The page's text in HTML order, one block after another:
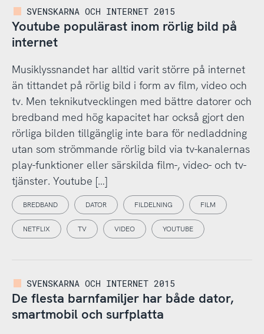
SVENSKARNA OCH INTERNET 2015
Youtube populärast inom rörlig bild på
internet
Musiklyssnandet har alltid varit större på internet
än tittandet på rörlig bild i form av film, video och
tv. Men teknikutvecklingen med bättre datorer och
bredband med hög kapacitet har också gjort den
rörliga bilden tillgänglig inte bara för nedladdning
utan som strömmande rörlig bild via tv-kanalernas
play-funktioner eller särskilda film-, video- och tv-
tjänster. Youtube […]
BREDBAND DATOR FILDELNING FILM
NETFLIX TV VIDEO YOUTUBE
SVENSKARNA OCH INTERNET 2015
De flesta barnfamiljer har både dator,
smartmobil och surfplatta